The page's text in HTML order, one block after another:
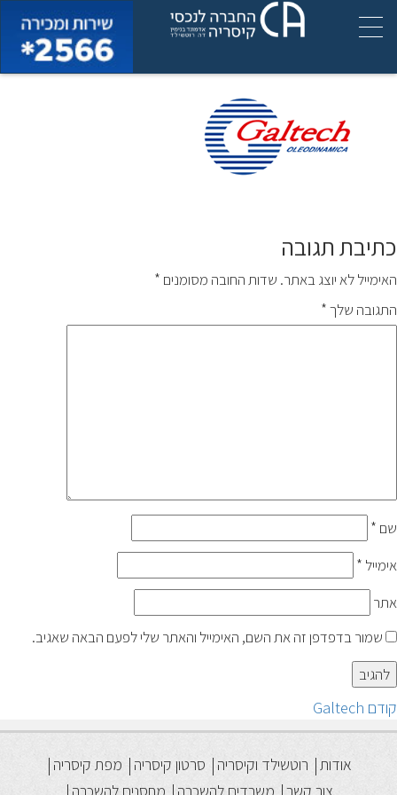
img_galtech
כתיבת תגובה
האימייל לא יוצג באתר. שדות החובה מסומנים *
התגובה שלך*
שם *
אימייל *
אתר
שמור בדפדפן זה את השם, האימייל והאתר שלי לפעם הבאה שאגיב.
ניווט
קודם הפוסט
הקודם:
Galtech
אודות רוטשילד וקיסריה סרטון קיסריה
מפת קיסריה